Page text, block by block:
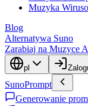
Muzyka
Blog
Alternatywa Suno
Zarabiaj na Muzyce
pl
SunoPrompt
Generowanie